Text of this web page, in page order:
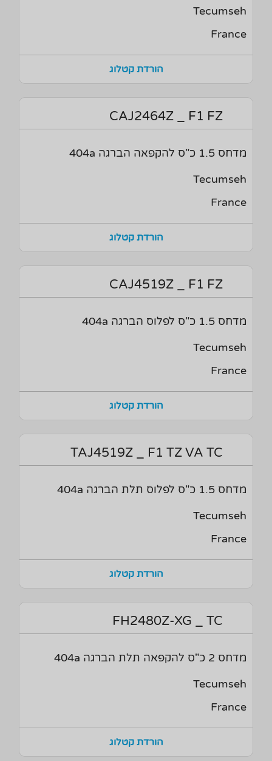
Tecumseh
France
הורדת קטלוג
CAJ2464Z _ F1 FZ
מדחס 1.5 כ"ס להקפאה הברגה 404a
Tecumseh
France
הורדת קטלוג
CAJ4519Z _ F1 FZ
מדחס 1.5 כ"ס לפלוס הברגה 404a
Tecumseh
France
הורדת קטלוג
TAJ4519Z _ F1 TZ VA TC
מדחס 1.5 כ"ס לפלוס תלת הברגה 404a
Tecumseh
France
הורדת קטלוג
FH2480Z-XG _ TC
מדחס 2 כ"ס להקפאה תלת הברגה 404a
Tecumseh
France
הורדת קטלוג